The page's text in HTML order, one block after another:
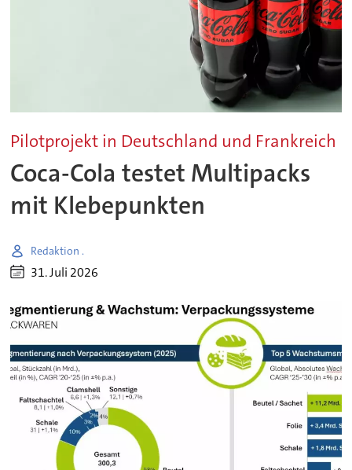
Pilotprojekt in Deutschland und Frankreich
Coca-Cola testet Multipacks
mit Klebepunkten
Redaktion .
31. Juli 2026